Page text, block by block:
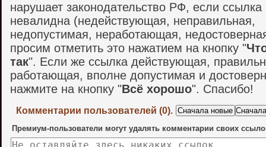
нарушает законодательство РФ, если ссылка
невалидна (недействующая, неправильная,
недопустимая, неработающая,
просим отметить это нажатием на кнопку "
так". Если же ссылка действующая,
работающая, вполне допустимая и
нажмите на кнопку "Всё хорошо". Спасибо!
Комментарии пользователей (0).
Премиум-пользователи могут удалять комментарии своих